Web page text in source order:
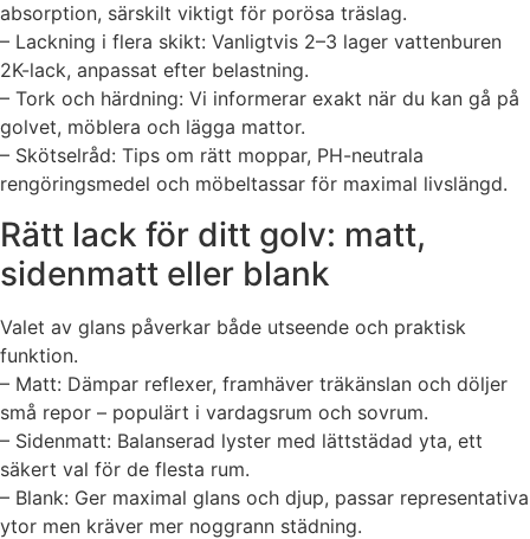
absorption, särskilt viktigt för porösa träslag.
– Lackning i flera skikt: Vanligtvis 2–3 lager vattenburen
2K-lack, anpassat efter belastning.
– Tork och härdning: Vi informerar exakt när du kan gå på
golvet, möblera och lägga mattor.
– Skötselråd: Tips om rätt moppar, PH-neutrala
rengöringsmedel och möbeltassar för maximal livslängd.
Rätt lack för ditt golv: matt,
sidenmatt eller blank
Valet av glans påverkar både utseende och praktisk
funktion.
– Matt: Dämpar reflexer, framhäver träkänslan och döljer
små repor – populärt i vardagsrum och sovrum.
– Sidenmatt: Balanserad lyster med lättstädad yta, ett
säkert val för de flesta rum.
– Blank: Ger maximal glans och djup, passar representativa
ytor men kräver mer noggrann städning.